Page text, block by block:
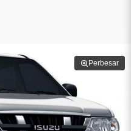
Perbesar